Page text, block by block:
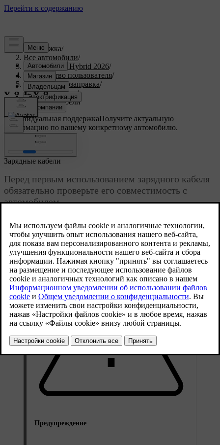
Поддержка/
Все автомобили/
XC90 Plug-in Hybrid 2026/
Руководство пользователя/
Заправка и дозаправка/
Виды зарядки/
Зарядные кабели
Индивидуальная поддержкаПолучите актуальную
информацию по вашему конкретному автомобилю.
Зарядные кабели
Перед первым использованием зарядного кабеля
обязательно проверьте его совместимость с
автомобилем.
Рекомендации по выбору и использованию зарядного кабеля
Предупреждение